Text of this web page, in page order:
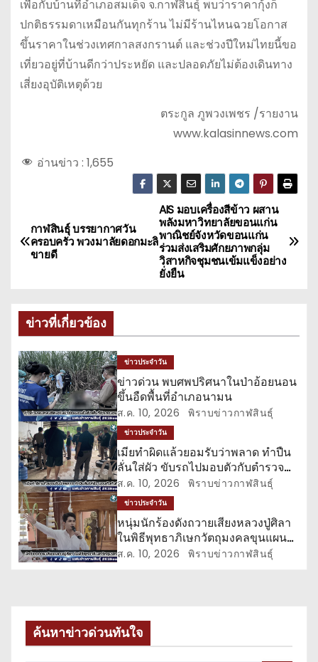
เพื่อกับบ้านที่อำเภอสมเด็จ จ.กาฬสินธุ์ พบว่าราคากุ้งก็
ปกติธรรมดาเหมือนกันทุกร้าน ไม่มีร้านไหนฉวยโอกาส
ขึ้นราคาในช่วงเทศกาลสงกรานต์ และช่วงปีใหม่ไทยนี้ขอ
เที่ยวอยู่ที่บ้านดีกว่าประหยัด และปลอดภัยไม่ต้องเดินทาง
เสี่ยงอุบัติเหตุด้วย
ตระกูล ภูพวงเพชร /รายงาน
www.kalasinnews.com
อ่านข่าว : 1,655
น
แ
น
ว
เ
รื่
อ
ง
AIS มอบเครื่องสีข้าว ผสาน
พลังมหาวิทยาลัยขอนแก่น
พาณิชย์จังหวัดขอนแก่น
ร่วมส่งเสริมศักยภาพกลุ่ม
วิสาหกิจชุมชนเข้มแข็งอย่าง
ยั่งยืน
กาฬสินธุ์ บรรยากาศวัน
ครอบครัว พวงมาลัยดอกมะลิ
ขายดี
ข่าวที่เกี่ยวข้อง
ข่าวประจำวัน
ข่าวด่วน พบศพปริศนาในป่าอ้อยนอน
ขึ้นอืดพื้นที่อำเภอนามน
ส.ค. 10, 2026 พิราบข่าวกาฬสินธุ์
ข่าวประจำวัน
เมียทำผิดแล้วยอมรับว่าพลาด ทำปืน
ลั่นใส่ผัว ขับรถไปมอบตัวกับตำรวจ
ทันที
ส.ค. 10, 2026 พิราบข่าวกาฬสินธุ์
ข่าวประจำวัน
หนุ่มนักร้องดังถวายเสียงหลวงปู่ศิลา
ในพิธีพุทธาภิเษกวัตถุมงคลขุนแผน
วาระสุดท้าย
ส.ค. 10, 2026 พิราบข่าวกาฬสินธุ์
ค้นหาข่าวด่วนทันใจ